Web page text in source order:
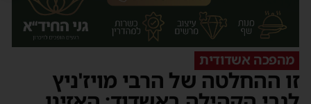
מהפכה אשדודית
זו ההחלטה של הרבי מויז'ניץ